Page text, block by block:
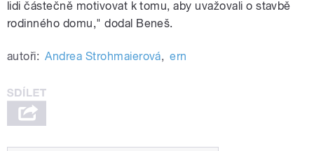
lidi částečně motivovat k tomu, aby uvažovali o stavbě
rodinného domu," dodal Beneš.
autoři: Andrea Strohmaierová, ern